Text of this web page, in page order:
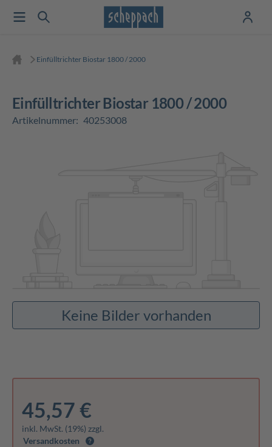
Einfülltrichter Biostar 1800 / 2000
Einfülltrichter Biostar 1800 / 2000
Artikelnummer: 40253008
Keine Bilder vorhanden
45,57 €
inkl. MwSt. (19%) zzgl.
Versandkosten